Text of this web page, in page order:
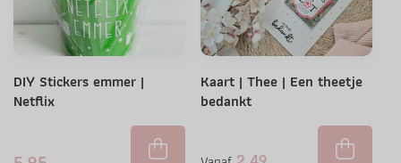
DIY Stickers emmer |
Netflix
Kaart | Thee | Een theetje
bedankt